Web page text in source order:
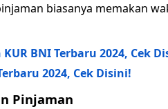
biasanya memakan
BNI Terbaru 2024, Cek
2024, Cek Disini!
Pinjaman